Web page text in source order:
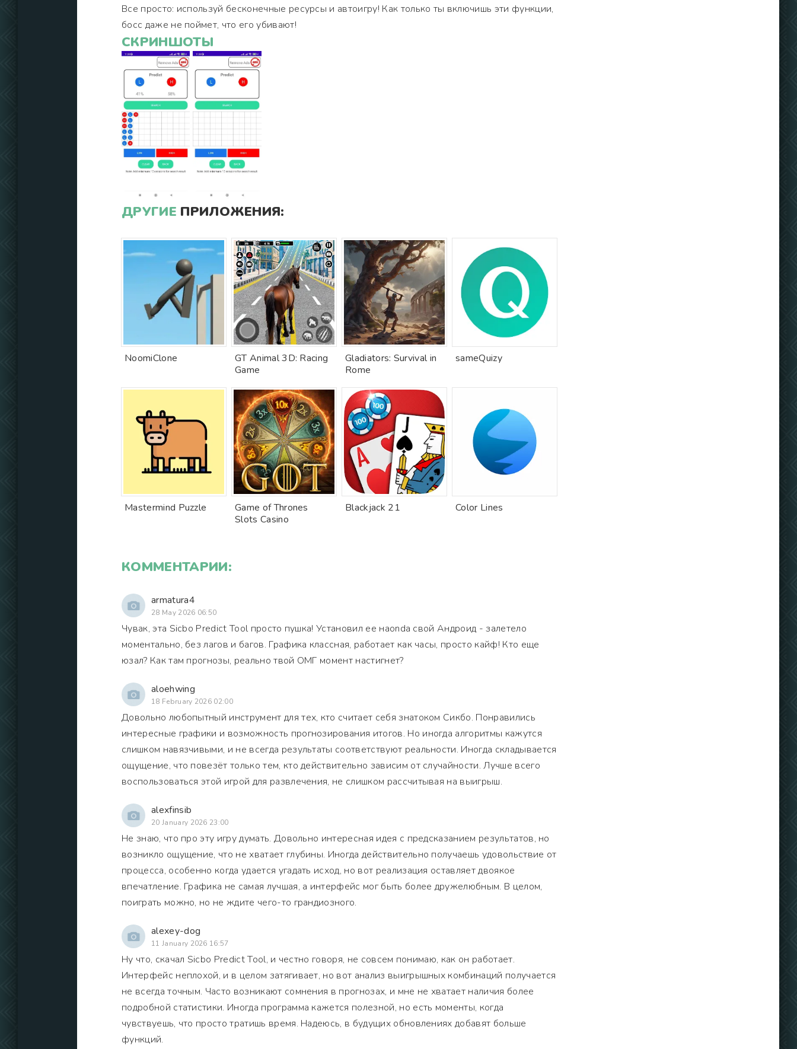
Все просто: используй бесконечные ресурсы и автоигру! Как только ты включишь эти функции,
босс даже не поймет, что его убивают!
СКРИНШОТЫ
ДРУГИЕ ПРИЛОЖЕНИЯ:
NoomiClone
GT Animal 3D: Racing
Game
Gladiators: Survival in
Rome
sameQuizy
Mastermind Puzzle
Game of Thrones
Slots Casino
Blackjack 21 Color Lines
КОММЕНТАРИИ:
armatura4
28 May 2026 06:50
Чувак, эта Sicbo Predict Tool просто пушка! Установил ее наonda свой Андроид - залетело
моментально, без лагов и багов. Графика классная, работает как часы, просто кайф! Кто еще
юзал? Как там прогнозы, реально твой ОМГ момент настигнет?
aloehwing
18 February 2026 02:00
Довольно любопытный инструмент для тех, кто считает себя знатоком Сикбо. Понравились
интересные графики и возможность прогнозирования итогов. Но иногда алгоритмы кажутся
слишком навязчивыми, и не всегда результаты соответствуют реальности. Иногда складывается
ощущение, что повезёт только тем, кто действительно зависим от случайности. Лучше всего
воспользоваться этой игрой для развлечения, не слишком рассчитывая на выигрыш.
alexfinsib
20 January 2026 23:00
Не знаю, что про эту игру думать. Довольно интересная идея с предсказанием результатов, но
возникло ощущение, что не хватает глубины. Иногда действительно получаешь удовольствие от
процесса, особенно когда удается угадать исход, но вот реализация оставляет двоякое
впечатление. Графика не самая лучшая, а интерфейс мог быть более дружелюбным. В целом,
поиграть можно, но не ждите чего-то грандиозного.
alexey-dog
11 January 2026 16:57
Ну что, скачал Sicbo Predict Tool, и честно говоря, не совсем понимаю, как он работает.
Интерфейс неплохой, и в целом затягивает, но вот анализ выигрышных комбинаций получается
не всегда точным. Часто возникают сомнения в прогнозах, и мне не хватает наличия более
подробной статистики. Иногда программа кажется полезной, но есть моменты, когда
чувствуешь, что просто тратишь время. Надеюсь, в будущих обновлениях добавят больше
функций.